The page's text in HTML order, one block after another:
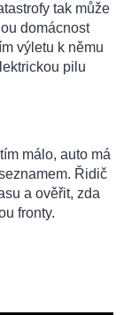
tak může
domácnost
výletu k němu
pilu
málo, auto má
Řidič
a ověřit, zda
fronty.